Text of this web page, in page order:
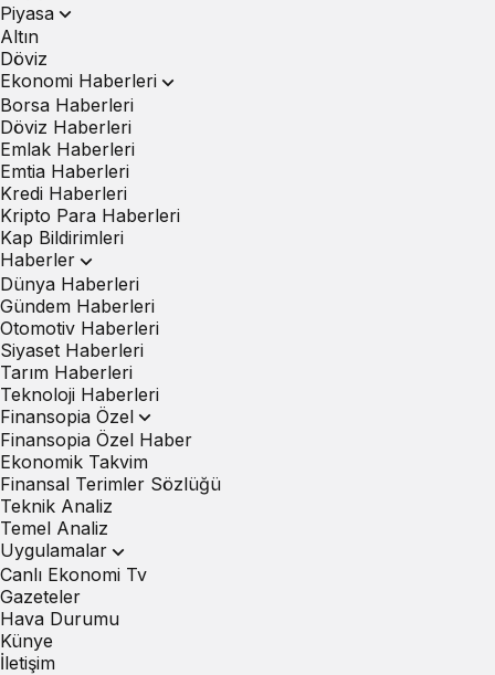
Piyasa
Altın
Döviz
Ekonomi Haberleri
Borsa Haberleri
Döviz Haberleri
Emlak Haberleri
Emtia Haberleri
Kredi Haberleri
Kripto Para Haberleri
Kap Bildirimleri
Haberler
Dünya Haberleri
Gündem Haberleri
Otomotiv Haberleri
Siyaset Haberleri
Tarım Haberleri
Teknoloji Haberleri
Finansopia Özel
Finansopia Özel Haber
Ekonomik Takvim
Finansal Terimler Sözlüğü
Teknik Analiz
Temel Analiz
Uygulamalar
Canlı Ekonomi Tv
Gazeteler
Hava Durumu
Künye
İletişim